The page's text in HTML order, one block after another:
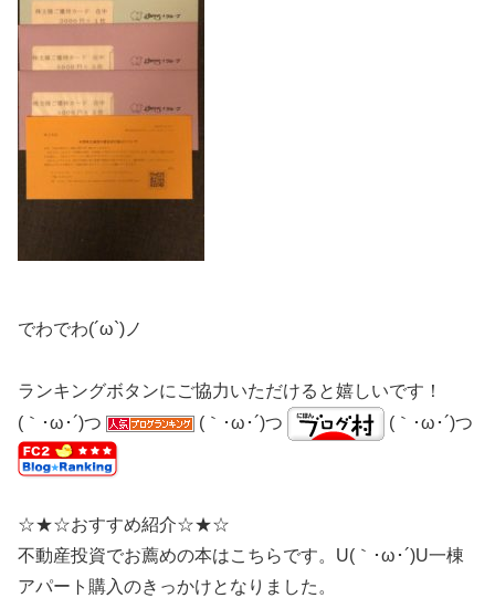
でわでわ(´ω`)ノ
ランキングボタンにご協力いただけると嬉しいです！
(｀･ω･´)つ
(｀･ω･´)つ (｀･ω･´)つ
☆★☆おすすめ紹介☆★☆
不動産投資でお薦めの本はこちらです。U(｀･ω･´)U一棟
アパート購入のきっかけとなりました。